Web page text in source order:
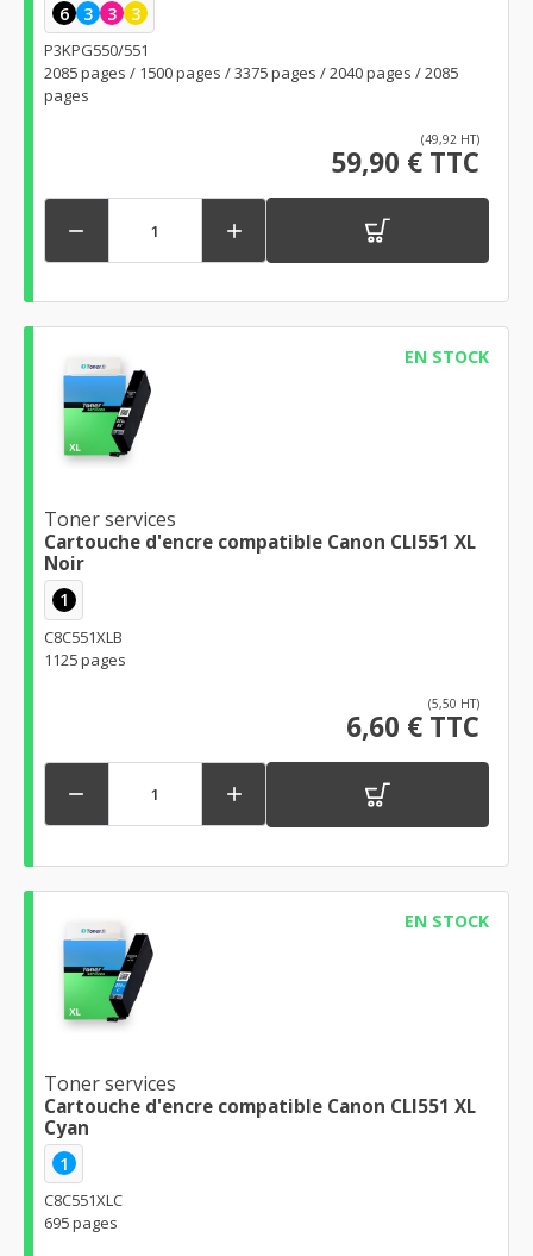
6 3 3 3
P3KPG550/551
2085 pages / 1500 pages / 3375 pages / 2040 pages / 2085
pages
(49,92 HT)
59,90 € TTC
 
EN STOCK
Toner services
Cartouche d'encre compatible Canon CLI551 XL
Noir
1
C8C551XLB
1125 pages
(5,50 HT)
6,60 € TTC
 
EN STOCK
Toner services
Cartouche d'encre compatible Canon CLI551 XL
Cyan
1
C8C551XLC
695 pages